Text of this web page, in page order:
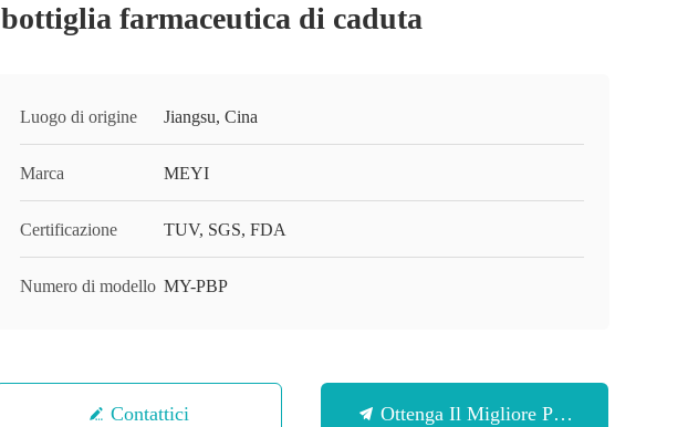
bottiglia farmaceutica di caduta
Luogo di origine Jiangsu, Cina
Marca MEYI
Certificazione TUV, SGS, FDA
Numero di modello MY-PBP
Contattici Ottenga Il Migliore Prezzo